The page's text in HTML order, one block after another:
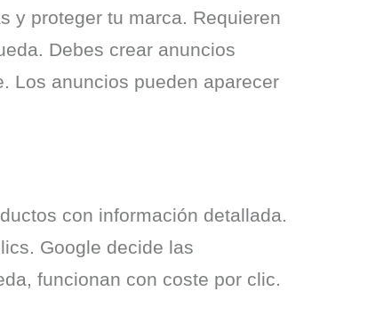
y proteger tu marca. Requieren
Debes crear anuncios
Los anuncios pueden aparecer
con información detallada.
Google decide las
funcionan con coste por clic.